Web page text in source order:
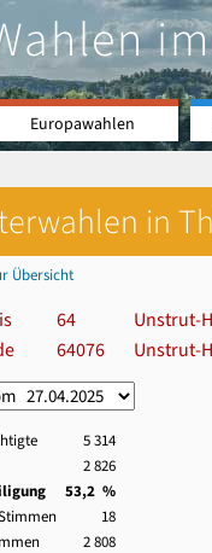
Europawahlen
in
Übersicht
64
Unstrut-
64076 Unstrut-
5 314
2 826
53,2 %
18
2 808